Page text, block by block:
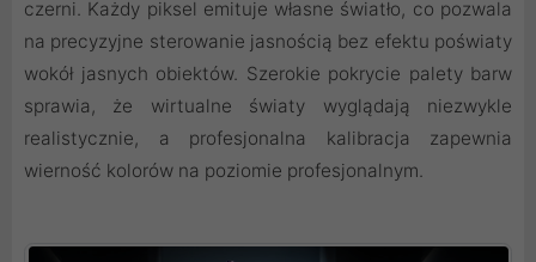
czerni. Każdy piksel emituje własne światło, co pozwala
na precyzyjne sterowanie jasnością bez efektu poświaty
wokół jasnych obiektów. Szerokie pokrycie palety barw
sprawia, że wirtualne światy wyglądają niezwykle
realistycznie, a profesjonalna kalibracja zapewnia
wierność kolorów na poziomie profesjonalnym.